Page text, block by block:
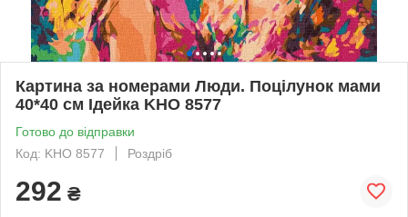
Картина за номерами Люди. Поцілунок мами
40*40 см Ідейка KHO 8577
Готово до відправки
Код: KHO 8577
Роздріб
292 ₴